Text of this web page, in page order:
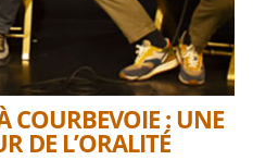
COURBEVOIE : UNE
DE L’ORALITÉ